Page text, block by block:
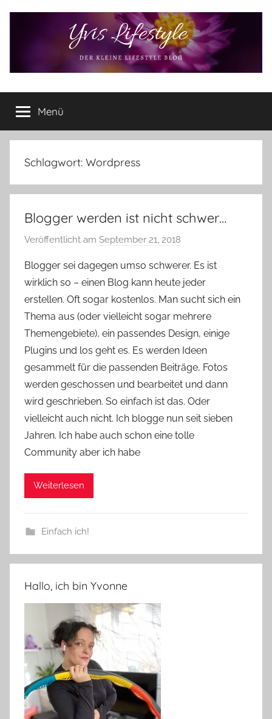
Yvis
Lifestyle
Lifestyle
Blog
–
Lifestyle,
Produkttests
vieles
Menü
Schlagwort: Wordpress
Blogger werden ist nicht schwer…
Veröffentlicht am September 21, 2018
n
Y
v
o
n
n
e
Blogger sei dagegen umso schwerer. Es ist
wirklich so – einen Blog kann heute jeder
erstellen. Oft sogar kostenlos. Man sucht sich ein
Thema aus (oder vielleicht sogar mehrere
Themengebiete), ein passendes Design, einige
Plugins und los geht es. Es werden Ideen
gesammelt für die passenden Beiträge, Fotos
werden geschossen und bearbeitet und dann
wird geschrieben. So einfach ist das. Oder
vielleicht auch nicht. Ich blogge nun seit sieben
Jahren. Ich habe auch schon eine tolle
Community aber ich habe
Weiterlesen
Einfach ich!
Hallo, ich bin Yvonne